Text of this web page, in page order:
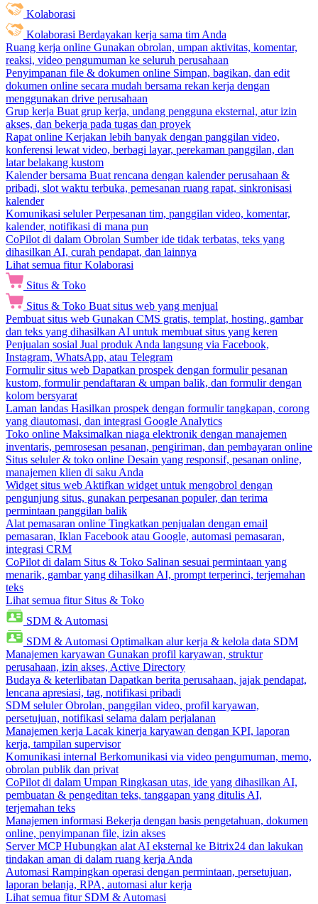
Kolaborasi
Kolaborasi Berdayakan kerja sama tim Anda
Ruang kerja online Gunakan obrolan, umpan aktivitas, komentar,
reaksi, video pengumuman ke seluruh perusahaan
Penyimpanan file & dokumen online Simpan, bagikan, dan edit
dokumen online secara mudah bersama rekan kerja dengan
menggunakan drive perusahaan
Grup kerja Buat grup kerja, undang pengguna eksternal, atur izin
akses, dan bekerja pada tugas dan proyek
Rapat online Kerjakan lebih banyak dengan panggilan video,
konferensi lewat video, berbagi layar, perekaman panggilan, dan
latar belakang kustom
Kalender bersama Buat rencana dengan kalender perusahaan &
pribadi, slot waktu terbuka, pemesanan ruang rapat, sinkronisasi
kalender
Komunikasi seluler Perpesanan tim, panggilan video, komentar,
kalender, notifikasi di mana pun
CoPilot di dalam Obrolan Sumber ide tidak terbatas, teks yang
dihasilkan AI, curah pendapat, dan lainnya
Lihat semua fitur Kolaborasi
Situs & Toko
Situs & Toko Buat situs web yang menjual
Pembuat situs web Gunakan CMS gratis, templat, hosting, gambar
dan teks yang dihasilkan AI untuk membuat situs yang keren
Penjualan sosial Jual produk Anda langsung via Facebook,
Instagram, WhatsApp, atau Telegram
Formulir situs web Dapatkan prospek dengan formulir pesanan
kustom, formulir pendaftaran & umpan balik, dan formulir dengan
kolom bersyarat
Laman landas Hasilkan prospek dengan formulir tangkapan, corong
yang diautomasi, dan integrasi Google Analytics
Toko online Maksimalkan niaga elektronik dengan manajemen
inventaris, pemrosesan pesanan, pengiriman, dan pembayaran online
Situs seluler & toko online Desain yang responsif, pesanan online,
manajemen klien di saku Anda
Widget situs web Aktifkan widget untuk mengobrol dengan
pengunjung situs, gunakan perpesanan populer, dan terima
permintaan panggilan balik
Alat pemasaran online Tingkatkan penjualan dengan email
pemasaran, Iklan Facebook atau Google, automasi pemasaran,
integrasi CRM
CoPilot di dalam Situs & Toko Salinan sesuai permintaan yang
menarik, gambar yang dihasilkan AI, prompt terperinci, terjemahan
teks
Lihat semua fitur Situs & Toko
SDM & Automasi
SDM & Automasi Optimalkan alur kerja & kelola data SDM
Manajemen karyawan Gunakan profil karyawan, struktur
perusahaan, izin akses, Active Directory
Budaya & keterlibatan Dapatkan berita perusahaan, jajak pendapat,
lencana apresiasi, tag, notifikasi pribadi
SDM seluler Obrolan, panggilan video, profil karyawan,
persetujuan, notifikasi selama dalam perjalanan
Manajemen kerja Lacak kinerja karyawan dengan KPI, laporan
kerja, tampilan supervisor
Komunikasi internal Berkomunikasi via video pengumuman, memo,
obrolan publik dan privat
CoPilot di dalam Umpan Ringkasan utas, ide yang dihasilkan AI,
pembuatan & pengeditan teks, tanggapan yang ditulis AI,
terjemahan teks
Manajemen informasi Bekerja dengan basis pengetahuan, dokumen
online, penyimpanan file, izin akses
Server MCP Hubungkan alat AI eksternal ke Bitrix24 dan lakukan
tindakan aman di dalam ruang kerja Anda
Automasi Rampingkan operasi dengan permintaan, persetujuan,
laporan belanja, RPA, automasi alur kerja
Lihat semua fitur SDM & Automasi